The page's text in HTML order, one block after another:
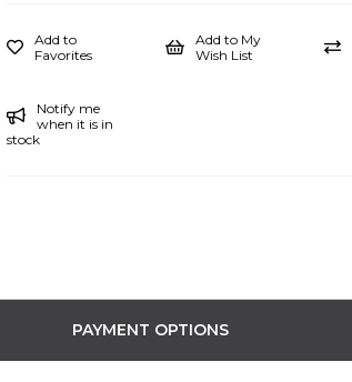
Add to
Favorites
Add to My
Wish List
Notify me
when it is in
stock
PAYMENT OPTIONS